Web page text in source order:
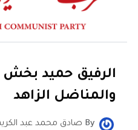
الرفيق حميد بخش
والمناضل الزاهد
By صادق محمد عبد